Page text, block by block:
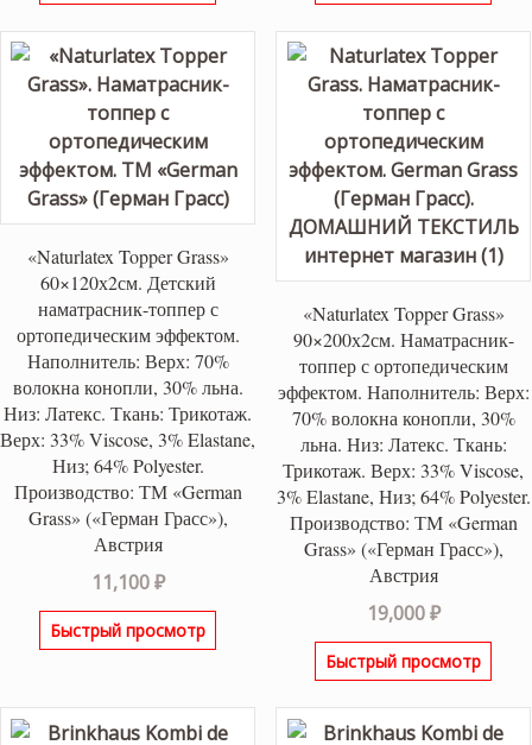
«Naturlatex Topper Grass»
60×120х2см. Детский
наматрасник-топпер с
ортопедическим эффектом.
Наполнитель: Верх: 70%
волокна конопли, 30% льна.
Низ: Латекс. Ткань: Трикотаж.
Верх: 33% Viscose, 3% Elastane,
Низ; 64% Polyester.
Производство: ТМ «German
Grass» («Герман Грасс»),
Австрия
11,100₽
Быстрый просмотр
«Naturlatex Topper Grass»
90×200х2см. Наматрасник-
топпер с ортопедическим
эффектом. Наполнитель: Верх:
70% волокна конопли, 30%
льна. Низ: Латекс. Ткань:
Трикотаж. Верх: 33% Viscose,
3% Elastane, Низ; 64% Polyester.
Производство: ТМ «German
Grass» («Герман Грасс»),
Австрия
19,000₽
Быстрый просмотр